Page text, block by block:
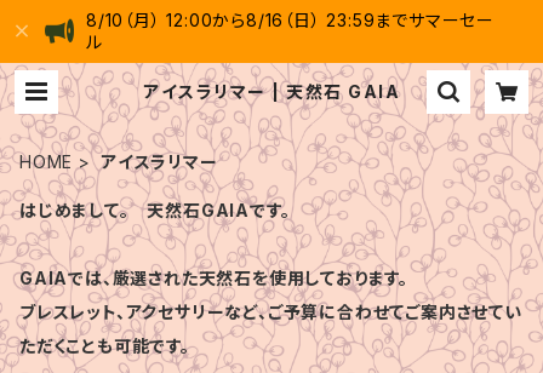
8/10（月） 12:00から8/16（日） 23:59までサマーセー
ル
アイスラリマー | 天然石 GAIA
HOME アイスラリマー
はじめまして。 天然石GAIAです。
GAIAでは、厳選された天然石を使用しております。
ブレスレット、アクセサリーなど、ご予算に合わせてご案内させてい
ただくことも可能です。